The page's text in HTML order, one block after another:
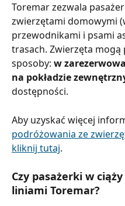
Toremar zezwala
zwierzętami domowymi
przewodnikami i psami
trasach. Zwierzęta
sposoby: w
na pokładzie
dostępności.
Aby uzyskać więcej
podróżowania ze
kliknij tutaj.
Czy pasażerki w
liniami Toremar?